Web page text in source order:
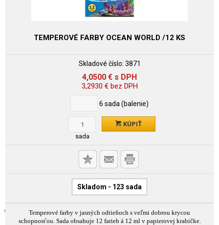
TEMPEROVÉ FARBY OCEAN WORLD /12 KS
Skladové číslo: 3871
4,0500 € s DPH
3,2930 €bez DPH
6 sada (balenie)
sada
KÚPIŤ
Skladom - 123 sada
Temperové farby v jasných odtieňoch s veľmi dobrou krycou
schopnosťou. Sada obsahuje 12 farieb á 12 ml v papierovej krabičke.